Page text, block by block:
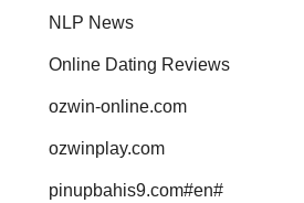
NLP News
Online Dating Reviews
ozwin-online.com
ozwinplay.com
pinupbahis9.com#en#